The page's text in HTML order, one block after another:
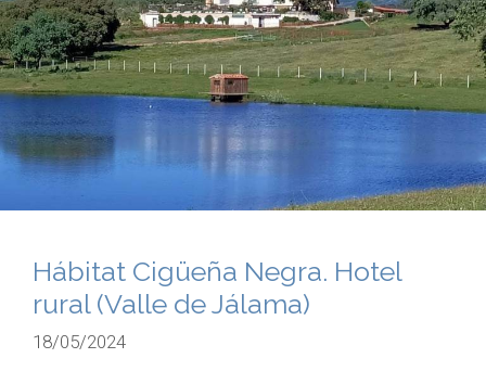
Hábitat Cigüeña Negra. Hotel
rural (Valle de Jálama)
18/05/2024